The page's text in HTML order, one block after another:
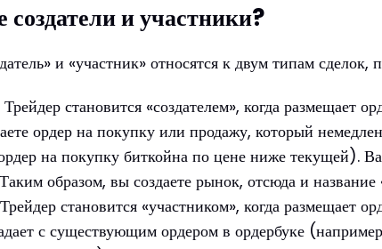
создатели и участники?
и «участник» относятся к двум типам
Трейдер становится «создателем», когда размещает
ордер на покупку или продажу, который
на покупку биткойна по цене ниже текущей).
образом, вы создаете рынок, отсюда и название
становится «участником», когда размещает
с существующим ордером в ордербуке